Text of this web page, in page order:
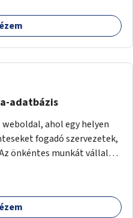
adatbázis
ahol egy helyen
fogadó szervezetek,
önkéntes munkát vállalók
Maga az önkéntes
függetlenül folyna, az